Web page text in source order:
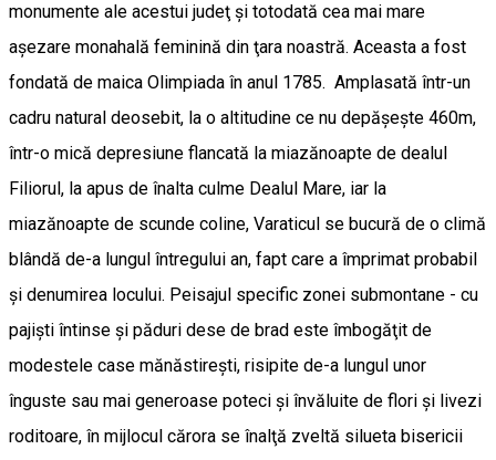
monumente ale acestui judeţ şi totodată cea mai mare
aşezare monahală feminină din ţara noastră. Aceasta a fost
fondată de maica Olimpiada în anul 1785. Amplasată într-un
cadru natural deosebit, la o altitudine ce nu depăşeşte 460m,
într-o mică depresiune flancată la miazănoapte de dealul
Filiorul, la apus de înalta culme Dealul Mare, iar la
miazănoapte de scunde coline, Varaticul se bucură de o climă
blândă de-a lungul întregului an, fapt care a împrimat probabil
şi denumirea locului. Peisajul specific zonei submontane - cu
pajişti întinse şi păduri dese de brad este îmbogăţit de
modestele case mănăstireşti, risipite de-a lungul unor
înguste sau mai generoase poteci şi învăluite de flori şi livezi
roditoare, în mijlocul cărora se înalţă zveltă silueta bisericii